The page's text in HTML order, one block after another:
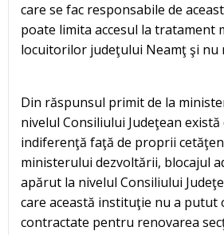
care se fac responsabile de
poate limita accesul la tratament
locuitorilor judeţului Neamţ şi nu
Din răspunsul primit de la
nivelul Consiliului Judeţean
indiferenţă faţă de proprii
ministerului dezvoltării, blocajul
apărut la nivelul Consiliului
care această instituţie nu a
contractate pentru renovarea